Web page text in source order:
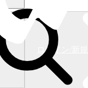
ログイン/新